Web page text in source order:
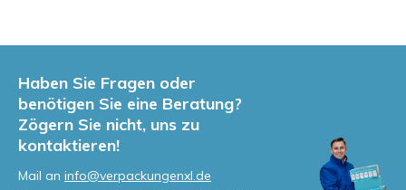
Haben Sie Fragen oder
benötigen Sie eine Beratung?
Zögern Sie nicht, uns zu
kontaktieren!
Mail an info@verpackungenxl.de